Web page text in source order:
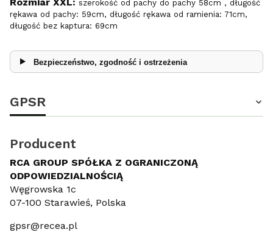
szerokość od pachy do pachy 58cm , długość
rękawa od pachy: 59cm, długość rękawa od ramienia: 71cm,
długość bez kaptura: 69cm
Bezpieczeństwo, zgodność i ostrzeżenia
GPSR
Producent
RCA GROUP SPÓŁKA Z OGRANICZONĄ
ODPOWIEDZIALNOŚCIĄ
Węgrowska 1c
07-100 Starawieś, Polska
gpsr@recea.pl